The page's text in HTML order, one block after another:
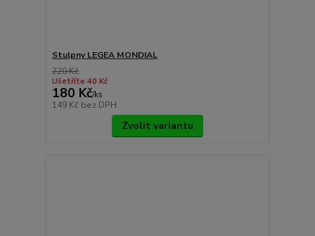
Stulpny LEGEA MONDIAL
220 Kč
Ušetříte 40 Kč
180 Kč/ks
149 Kč bez DPH
Zvolit variantu